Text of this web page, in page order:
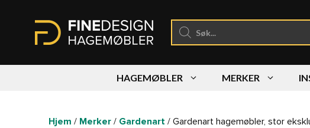
Products
search
HAGEMØBLER MERKER
Hjem / Merker / Gardenart / Gardenart hagemøbler, stor